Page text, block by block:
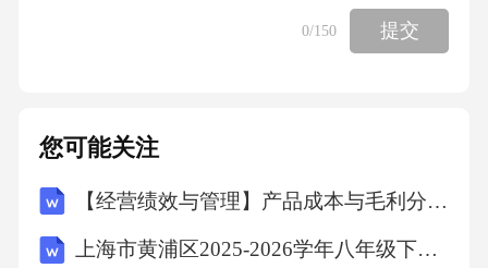
时，突出比计算式（12）和式（13）所示，单
位（dB——中间频带声压级；当关注中心频率
宽。根据6.2中所有运行工况下电驱动总成的A
计权声功率级、突出比测定值和计算得到的对
应工况的A计权声功率级、突出比限值，来评定
0/150 提交
您可能关注
【经营绩效与管理】产品成本与毛利分析专项审计计划
上海市黄浦区2025-2026学年八年级下学期期终考试数学试卷(含答案)